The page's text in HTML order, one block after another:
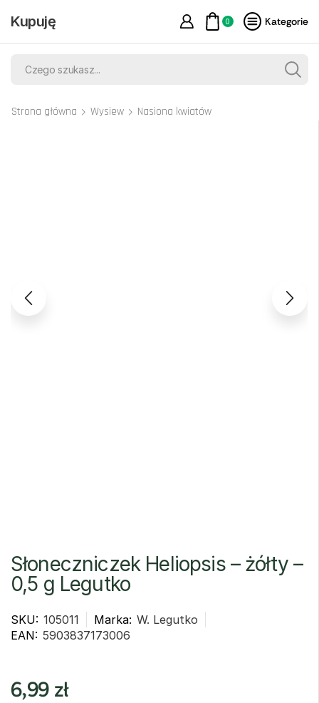
Kupuję 0 Kategorie
Strona główna Wysiew Nasiona kwiatów
Słoneczniczek Heliopsis – żółty –
0,5 g Legutko
SKU: 105011 Marka: W. Legutko
EAN: 5903837173006
6,99 zł